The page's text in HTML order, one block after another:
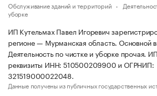
Обслуживание зданий и территорий
уборке
ИП Кутельмах Павел Игоревич
регионе — Мурманская область. Основной
Деятельность по чистке и уборке прочая.
реквизиты ИНН: 510500209900 и ОГРНИП:
321519000022048.
Данные получены из публичных государственных